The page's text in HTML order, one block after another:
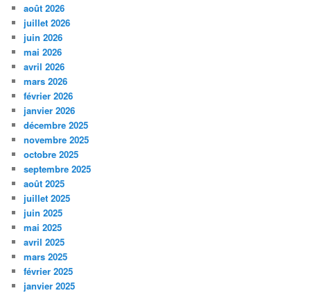
août 2026
juillet 2026
juin 2026
mai 2026
avril 2026
mars 2026
février 2026
janvier 2026
décembre 2025
novembre 2025
octobre 2025
septembre 2025
août 2025
juillet 2025
juin 2025
mai 2025
avril 2025
mars 2025
février 2025
janvier 2025